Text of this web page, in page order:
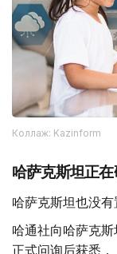
Коллаж: Kazinform
哈萨克斯坦正
哈萨克斯坦也没有
哈通社向哈萨克
正式问询后获悉